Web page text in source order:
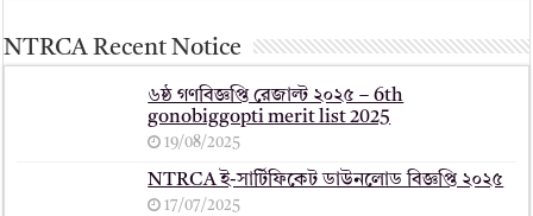
NTRCA Recent Notice
৬ষ্ঠ গণবিজ্ঞপ্তি রেজাল্ট ২০২৫ – 6th
gonobiggopti merit list 2025
19/08/2025
NTRCA ই-সার্টিফিকেট ডাউনলোড বিজ্ঞপ্তি ২০২৫
17/07/2025